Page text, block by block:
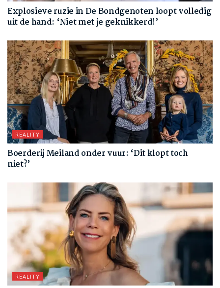
Explosieve ruzie in De Bondgenoten loopt volledig
uit de hand: ‘Niet met je geknikkerd!’
REALITY
Boerderij Meiland onder vuur: ‘Dit klopt toch
niet?’
REALITY